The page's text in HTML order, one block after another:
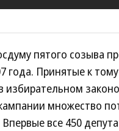
пятого созыва
года. Принятые к
избирательном
множество
все 450